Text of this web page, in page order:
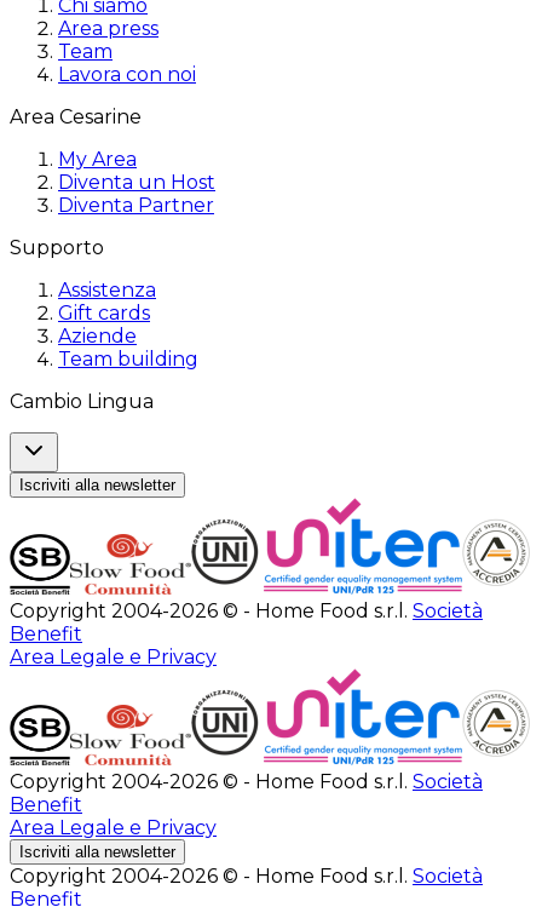
Chi siamo
Area press
Team
Lavora con noi
Area Cesarine
My Area
Diventa un Host
Diventa Partner
Supporto
Assistenza
Gift cards
Aziende
Team building
Cambio Lingua
Iscriviti alla newsletter
Copyright 2004-2026 © - Home Food s.r.l. Società
Benefit
Area Legale e Privacy
Copyright 2004-2026 © - Home Food s.r.l. Società
Benefit
Area Legale e Privacy
Iscriviti alla newsletter
Copyright 2004-2026 © - Home Food s.r.l. Società
Benefit